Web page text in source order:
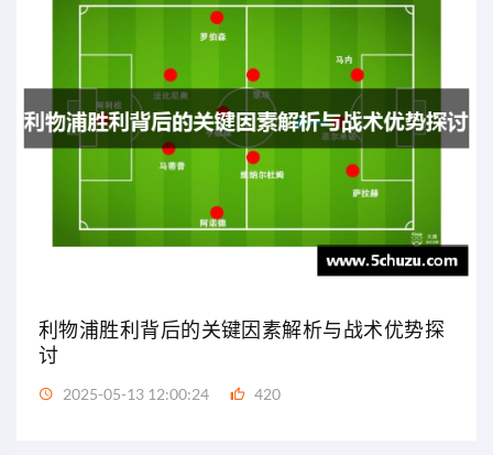
利物浦胜利背后的关键因素解析与战术优势探
讨
2025-05-13 12:00:24 420